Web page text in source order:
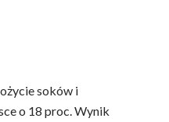
soków i
o 18 proc. Wynik